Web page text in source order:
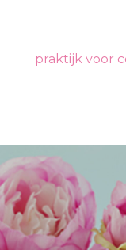
praktijk voor